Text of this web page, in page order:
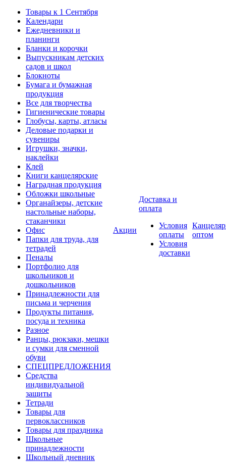
Товары к 1 Сентября
Календари
Ежедневники и
планинги
Бланки и корочки
Выпускникам детских
садов и школ
Блокноты
Бумага и бумажная
продукция
Все для творчества
Гигиенические товары
Глобусы, карты, атласы
Деловые подарки и
сувениры
Игрушки, значки,
наклейки
Клей
Книги канцелярские
Наградная продукция
Обложки школьные
Органайзеры, детские
настольные наборы,
стаканчики
Офис
Папки для труда, для
тетрадей
Пеналы
Портфолио для
школьников и
дошкольников
Принадлежности для
письма и черчения
Продукты питания,
посуда и техника
Разное
Ранцы, рюкзаки, мешки
и сумки для сменной
обуви
СПЕЦПРЕДЛОЖЕНИЯ
Средства
индивидуальной
защиты
Тетради
Товары для
первоклассников
Товары для праздника
Школьные
принадлежности
Школьный дневник
Акции
Доставка и
оплата
Условия
оплаты
Условия
доставки
оптом